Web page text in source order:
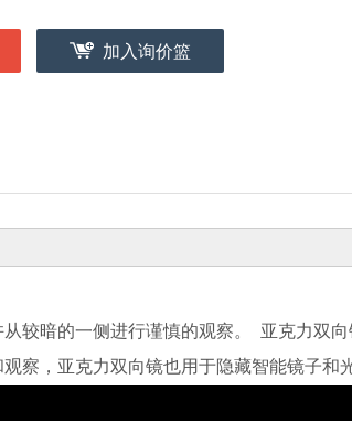
加入询价篮
较暗的一侧进行谨慎的观察。 亚克力双
察，亚克力双向镜也用于隐藏智能镜子和